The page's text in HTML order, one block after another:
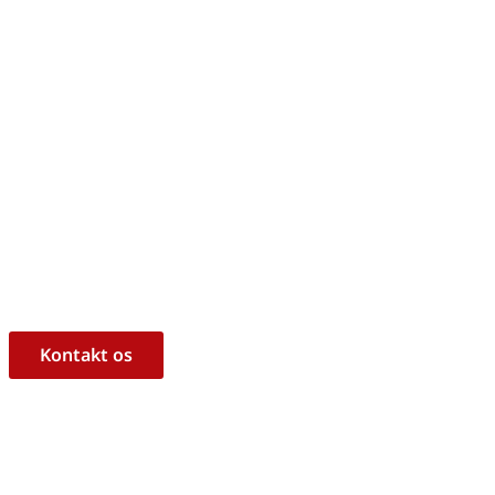
Kontakt os